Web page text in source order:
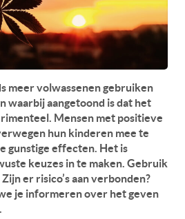
meer volwassenen gebruiken
waarbij aangetoond is dat het
Mensen met positieve
hun kinderen mee te
gunstige effecten. Het is
keuzes in te maken. Gebruik
er risico’s aan verbonden?
je informeren over het geven